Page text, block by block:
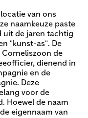
van ons
naamkeuze paste
uit de jaren tachtig
"kunst-as". De
Corneliszoon de
dienend in
en de
Deze
voor de
Hoewel de naam
eigennaam van